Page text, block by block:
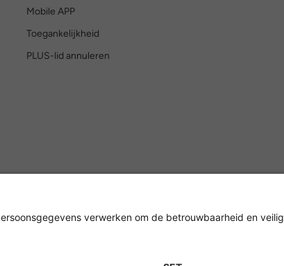
Mobile APP
Toegankelijkheid
PLUS-lid annuleren
Versleuteling met